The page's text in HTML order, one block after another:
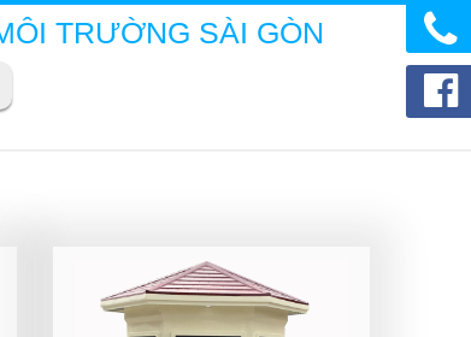
TRƯỜNG SÀI GÒN